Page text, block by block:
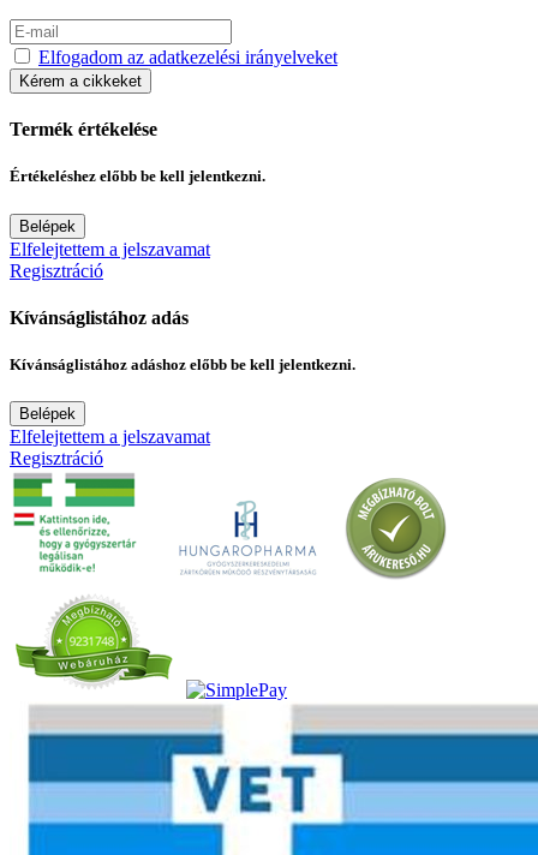
Elfogadom az adatkezelési irányelveket
Kérem a cikkeket
Termék értékelése
Értékeléshez előbb be kell jelentkezni.
Belépek
Elfelejtettem a jelszavamat
Regisztráció
Kívánságlistához adás
Kívánságlistához adáshoz előbb be kell jelentkezni.
Belépek
Elfelejtettem a jelszavamat
Regisztráció